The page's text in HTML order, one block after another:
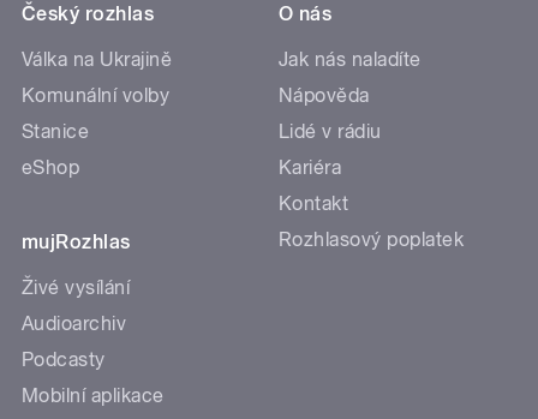
Český rozhlas
Válka na Ukrajině
Komunální volby
Stanice
eShop
mujRozhlas
Živé vysílání
Audioarchiv
Podcasty
Mobilní aplikace
O nás
Jak nás naladíte
Nápověda
Lidé v rádiu
Kariéra
Kontakt
Rozhlasový poplatek